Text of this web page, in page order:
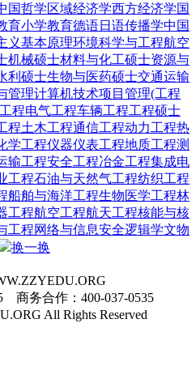
国哲学区域经济学西方经济学国
育小学教育德语日语传播学中国
义基本原理环境科学与工程航空
机械硕士材料与化工硕士资源与
利硕士生物与医药硕士交通运输
管理计算机技术项目管理(工程
程电气工程车辆工程工程硕士
程土木工程通信工程动力工程热
学工程仪器仪表工程地质工程测
输工程安全工程冶金工程集成电
工程石油与天然气工程纺织工程
船舶与海洋工程生物医学工程林
工程航空工程航天工程核能与核
工程网络与信息安全逻辑学文物
换一换
商务合作：400-037-0535
All Rights Reserved